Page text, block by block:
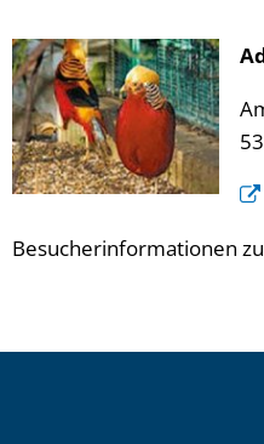
Besucherinformationen